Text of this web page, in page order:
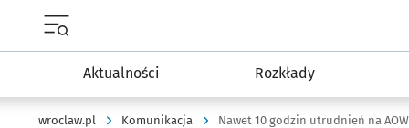
Aktualności Rozkłady
wroclaw.pl Komunikacja Nawet 10 godzin utrudnień na